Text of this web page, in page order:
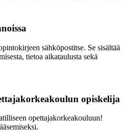
sähköpostitse. Se sisältää
tietoa aikataulusta sekä
opiskelija
opettajakorkeakouluun!